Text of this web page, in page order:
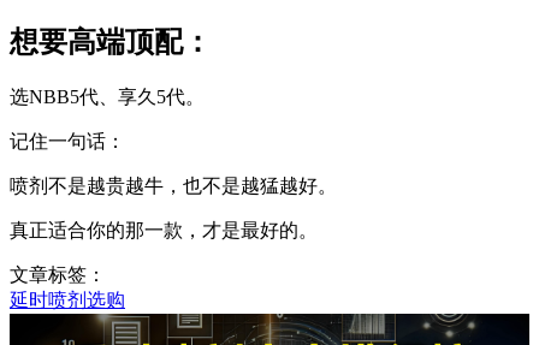
想要高端顶配：
选NBB5代、享久5代。
记住一句话：
喷剂不是越贵越牛，也不是越猛越好。
真正适合你的那一款，才是最好的。
文章标签：
延时喷剂选购